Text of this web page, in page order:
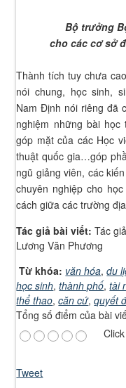
Bộ trưởng
cho các cơ sở
Thành tích tuy chưa
nói chung, học sinh,
Nam Định nói riêng đã
nghiệm những bài
góp mặt của các Học
thuật quốc gia…góp
ngũ giảng viên, các
chuyên nghiệp cho
cách giữa các trường
Tác giả bài viết:Tác
Lương Văn Phương
Từ khóa: văn hóa,du
học sinh,thành phố,tài
thể thao,căn cứ,quyết
Tổng số điểm của bài
Tweet